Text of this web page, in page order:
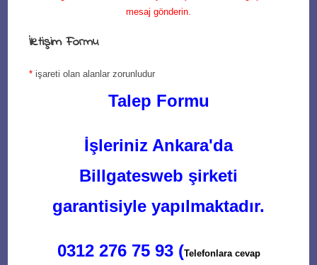
mesaj gönderin.
İletişim Formu
* işareti olan alanlar zorunludur
Talep Formu
İşleriniz Ankara'da
Billgatesweb şirketi
garantisiyle yapılmaktadır.
0312 276 75 93 (Telefonlara cevap